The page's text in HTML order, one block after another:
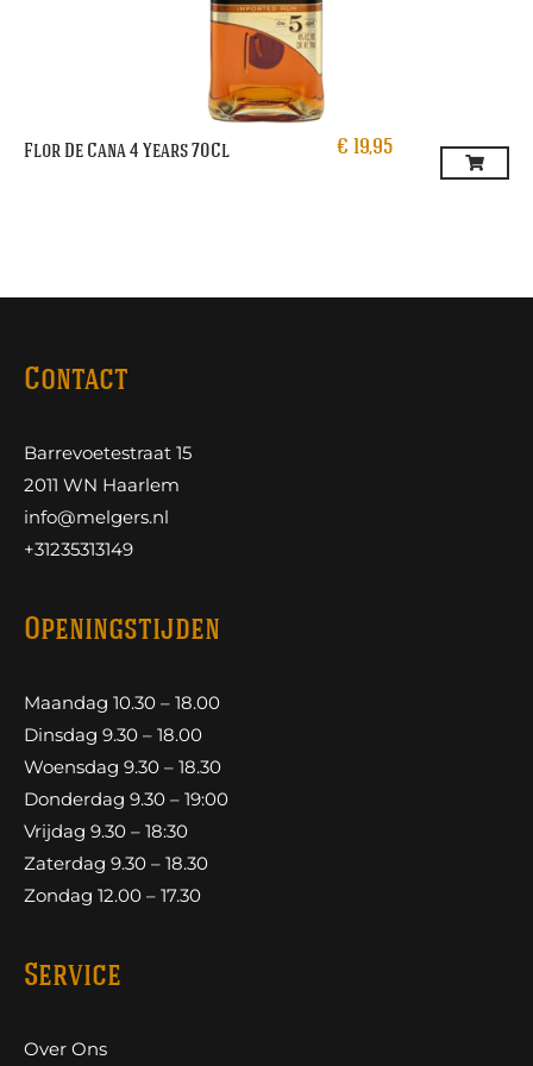
Flor De Cana 4 Years 70Cl € 19,95
Contact
Barrevoetestraat 15
2011 WN Haarlem
info@melgers.nl
+31235313149
Openingstijden
Maandag 10.30 – 18.00
Dinsdag 9.30 – 18.00
Woensdag 9.30 – 18.30
Donderdag 9.30 – 19:00
Vrijdag 9.30 – 18:30
Zaterdag 9.30 – 18.30
Zondag 12.00 – 17.30
Service
Over Ons